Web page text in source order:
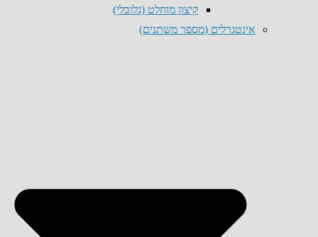
קיצון מוחלט (גלובלי)
אינטגרלים (מספר משתנים)